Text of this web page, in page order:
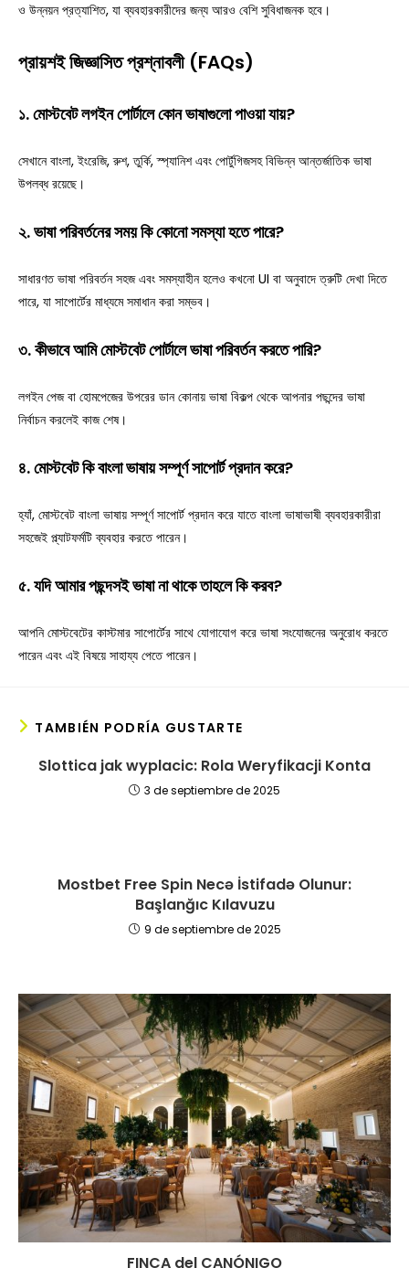
ও উন্নয়ন প্রত্যাশিত, যা ব্যবহারকারীদের জন্য আরও বেশি সুবিধাজনক হবে।
প্রায়শই জিজ্ঞাসিত প্রশ্নাবলী (FAQs)
১. মোস্টবেট লগইন পোর্টালে কোন ভাষাগুলো পাওয়া যায়?
সেখানে বাংলা, ইংরেজি, রুশ, তুর্কি, স্প্যানিশ এবং পোর্টুগিজসহ বিভিন্ন আন্তর্জাতিক ভাষা
উপলব্ধ রয়েছে।
২. ভাষা পরিবর্তনের সময় কি কোনো সমস্যা হতে পারে?
সাধারণত ভাষা পরিবর্তন সহজ এবং সমস্যাহীন হলেও কখনো UI বা অনুবাদে ত্রুটি দেখা দিতে
পারে, যা সাপোর্টের মাধ্যমে সমাধান করা সম্ভব।
৩. কীভাবে আমি মোস্টবেট পোর্টালে ভাষা পরিবর্তন করতে পারি?
লগইন পেজ বা হোমপেজের উপরের ডান কোনায় ভাষা বিকল্প থেকে আপনার পছন্দের ভাষা
নির্বাচন করলেই কাজ শেষ।
৪. মোস্টবেট কি বাংলা ভাষায় সম্পূর্ণ সাপোর্ট প্রদান করে?
হ্যাঁ, মোস্টবেট বাংলা ভাষায় সম্পূর্ণ সাপোর্ট প্রদান করে যাতে বাংলা ভাষাভাষী ব্যবহারকারীরা
সহজেই প্ল্যাটফর্মটি ব্যবহার করতে পারেন।
৫. যদি আমার পছন্দসই ভাষা না থাকে তাহলে কি করব?
আপনি মোস্টবেটের কাস্টমার সাপোর্টের সাথে যোগাযোগ করে ভাষা সংযোজনের অনুরোধ করতে
পারেন এবং এই বিষয়ে সাহায্য পেতে পারেন।
TAMBIÉN PODRÍA GUSTARTE
Slottica jak wyplacic: Rola Weryfikacji Konta
3 de septiembre de 2025
Mostbet Free Spin Necə İstifadə Olunur:
Başlanğıc Kılavuzu
9 de septiembre de 2025
FINCA del CANÓNIGO